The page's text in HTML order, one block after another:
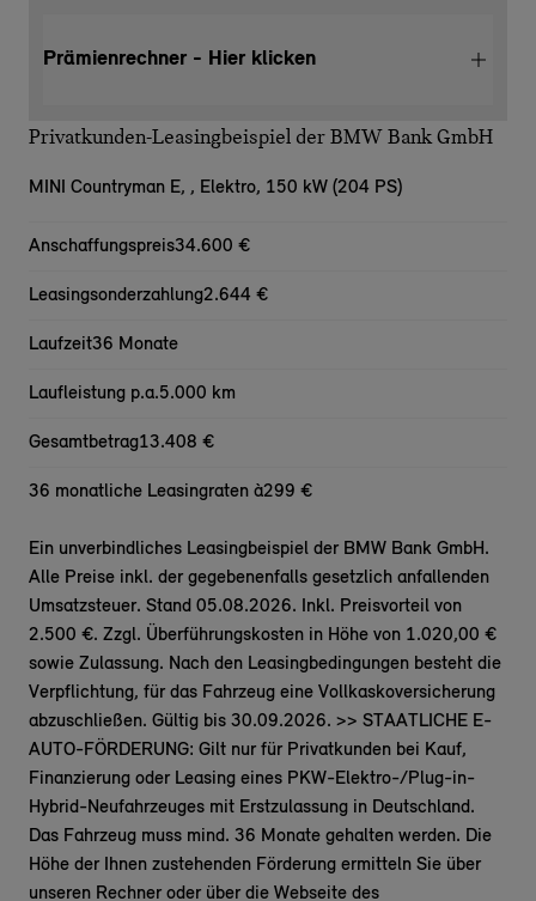
Prämienrechner - Hier klicken
Privatkunden-Leasingbeispiel der BMW Bank GmbH
MINI Countryman E, , Elektro, 150 kW (204 PS)
Anschaffungspreis34.600 €
Leasingsonderzahlung2.644 €
Laufzeit36 Monate
Laufleistung p.a.5.000 km
Gesamtbetrag13.408 €
36 monatliche Leasingraten à299 €
Ein unverbindliches Leasingbeispiel der BMW Bank GmbH.
Alle Preise inkl. der gegebenenfalls gesetzlich anfallenden
Umsatzsteuer. Stand 05.08.2026. Inkl. Preisvorteil von
2.500 €. Zzgl. Überführungskosten in Höhe von 1.020,00 €
sowie Zulassung. Nach den Leasingbedingungen besteht die
Verpflichtung, für das Fahrzeug eine Vollkaskoversicherung
abzuschließen. Gültig bis 30.09.2026. >> STAATLICHE E-
AUTO-FÖRDERUNG: Gilt nur für Privatkunden bei Kauf,
Finanzierung oder Leasing eines PKW-Elektro-/Plug-in-
Hybrid-Neufahrzeuges mit Erstzulassung in Deutschland.
Das Fahrzeug muss mind. 36 Monate gehalten werden. Die
Höhe der Ihnen zustehenden Förderung ermitteln Sie über
unseren Rechner oder über die Webseite des